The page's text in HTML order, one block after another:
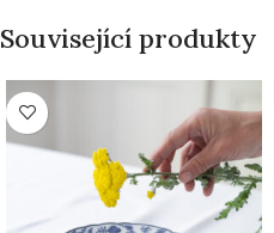
Související produkty